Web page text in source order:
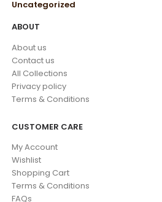
Uncategorized
ABOUT
About us
Contact us
All Collections
Privacy policy
Terms & Conditions
CUSTOMER CARE
My Account
Wishlist
Shopping Cart
Terms & Conditions
FAQs